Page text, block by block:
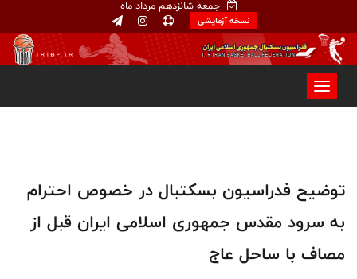
جمعه شانزدهم مرداد ماه
نسخه آزمایشی
توضیح فدراسیون بسکتبال در خصوص احترام
به سرود مقدس جمهوری اسلامی ایران قبل از
مصاف با ساحل عاج